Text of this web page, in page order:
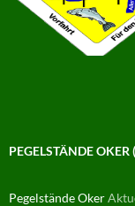
PEGELSTÄNDE OKER
Pegelstände Oker